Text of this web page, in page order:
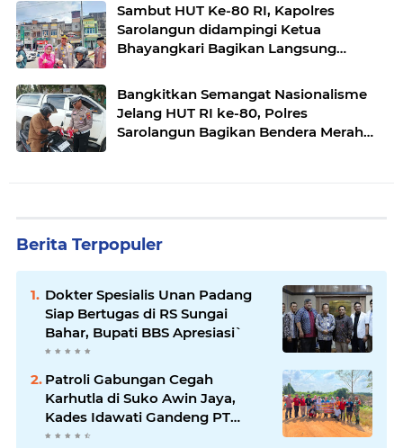
Sambut HUT Ke-80 RI, Kapolres
Sarolangun didampingi Ketua
Bhayangkari Bagikan Langsung
Singkut.
Bangkitkan Semangat Nasionalisme
Jelang HUT RI ke-80, Polres
Sarolangun Bagikan Bendera Merah
Berita Terpopuler
Dokter Spesialis Unan Padang
Siap Bertugas di RS Sungai
Bahar, Bupati BBS Apresiasi`
Patroli Gabungan Cegah
Karhutla di Suko Awin Jaya,
Kades Idawati Gandeng PT
BBB-S, TNI dan BPD